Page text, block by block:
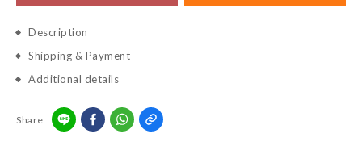
Description
Shipping & Payment
Additional details
Share